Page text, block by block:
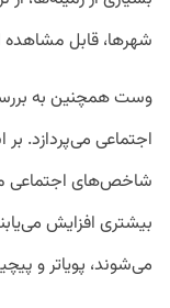
شهرها، قابل
وست همچنین به
اجتماعی می‌پردازد.
شاخص‌های اجتماعی
بیشتری افزایش
می‌شوند، پویاتر و